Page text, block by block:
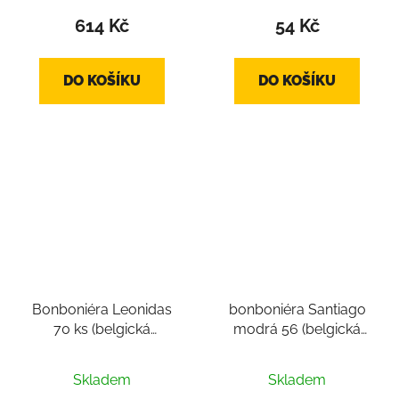
614 Kč
DO KOŠÍKU
54 Kč
DO KOŠÍKU
Bonboniéra Leonidas
70 ks (belgická
70ks)hodnocení
Skladem
bonboniéra Santiago
modrá 56 (belgická
900g)
Skladem